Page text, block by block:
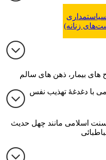
زنانه)
های بیمار، ذهن های سالم
با دغدغۀ تهذیب نفس
اسلامی مانند چهل حدیث